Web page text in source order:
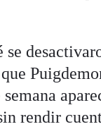
rendir